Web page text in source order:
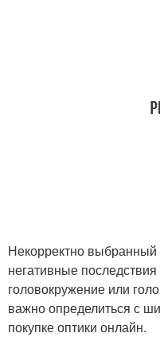
Некорректно выбранный
негативные
головокружение или
важно определиться с
покупке оптики онлайн.